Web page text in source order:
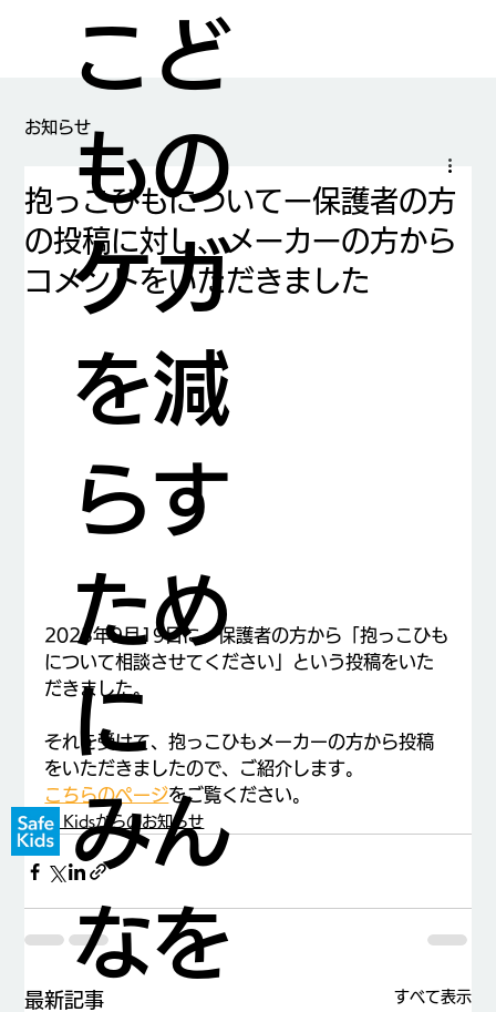
こど
もの
ケガ
を減
らす
ため
に
みん
なを
抱っこひもについてー保護者の方
の投稿に対し、メーカーの方から
コメントをいただきました
2023年9月19日に、保護者の方から「抱っこひも
について相談させてください」という投稿をいた
だきました。
それを受けて、抱っこひもメーカーの方から投稿
をいただきましたので、ご紹介します。
こちらのページをご覧ください。
Safe Kidsからのお知らせ
最新記事 すべて表示
​お知らせ